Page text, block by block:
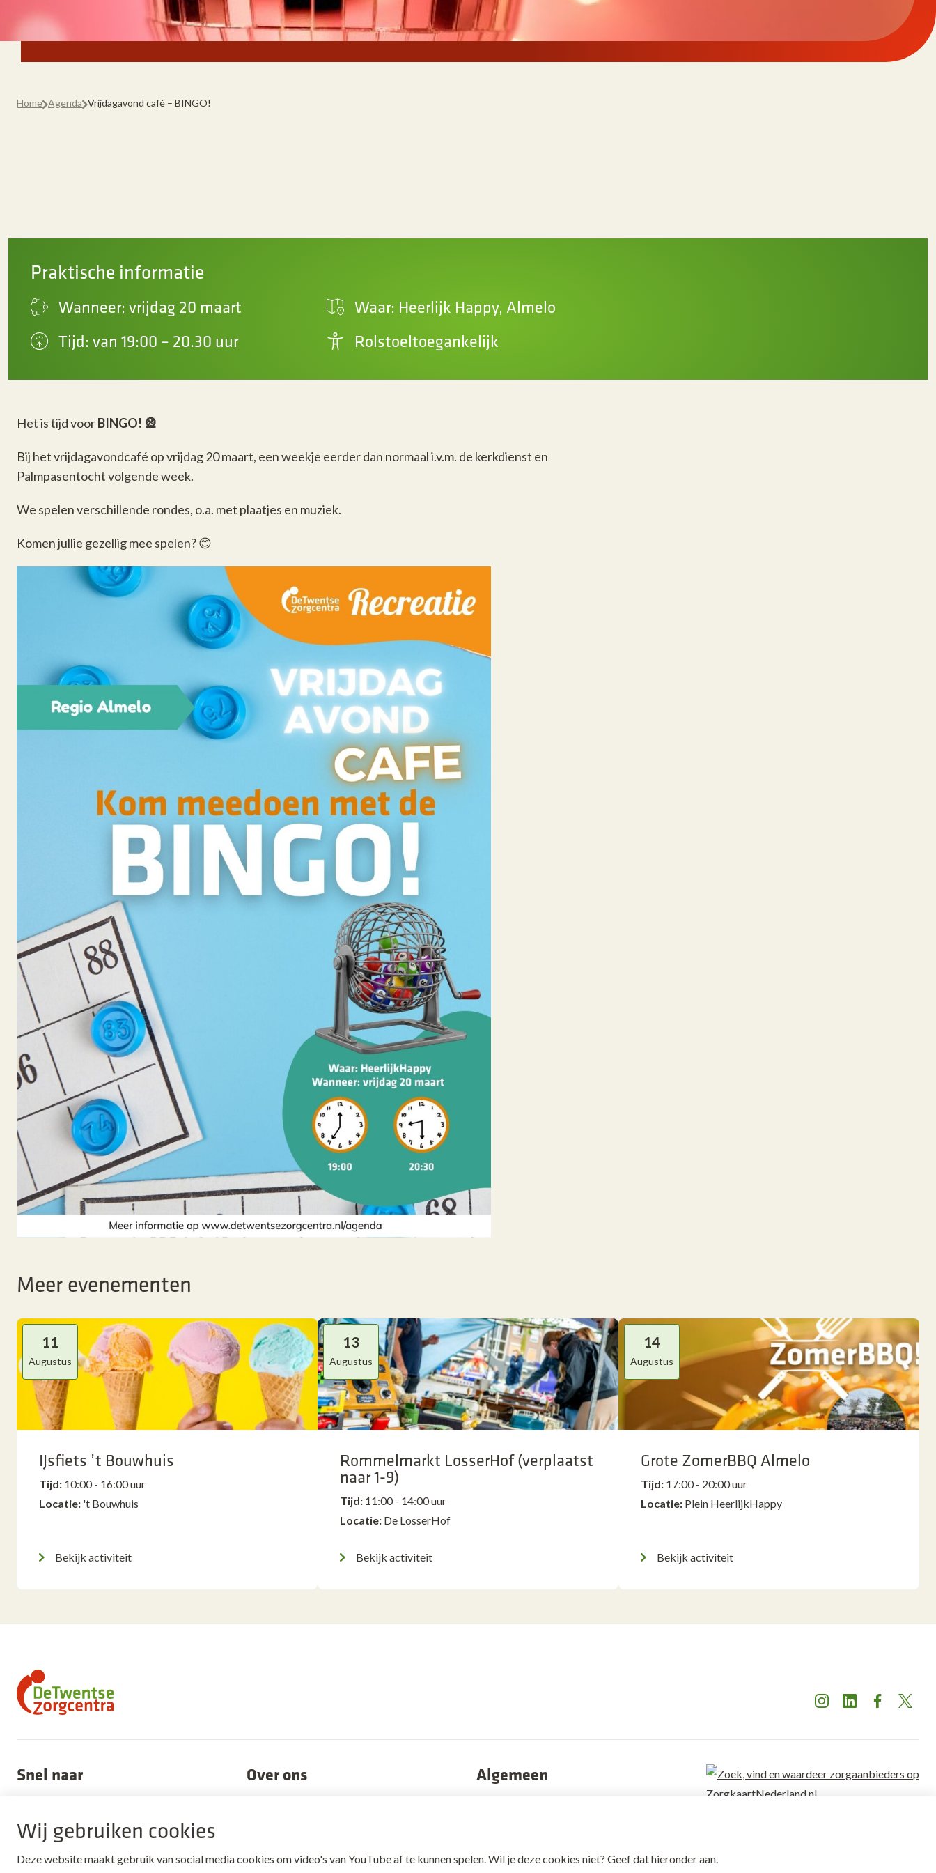
Home Agenda Vrijdagavond café – BINGO!
Praktische informatie
Wanneer: vrijdag 20 maart
Tijd: van 19:00 – 20.30 uur
Waar: Heerlijk Happy, Almelo
Rolstoeltoegankelijk
Het is tijd voorBINGO! 🎡
Bij het vrijdagavondcafé op vrijdag 20 maart, een weekje eerder dan normaal i.v.m. de kerkdienst en
Palmpasentocht volgende week.
We spelen verschillende rondes, o.a. met plaatjes en muziek.
Komen jullie gezellig mee spelen?😊
Meer evenementen
11
Augustus
IJsfiets ’t Bouwhuis
Tijd: 10:00 - 16:00 uur
Locatie: 't Bouwhuis
Bekijk activiteit
13
Augustus
Rommelmarkt LosserHof (verplaatst
naar 1-9)
Tijd: 11:00 - 14:00 uur
Locatie: De LosserHof
Bekijk activiteit
14
Augustus
Grote ZomerBBQ Almelo
Tijd: 17:00 - 20:00 uur
Locatie: Plein HeerlijkHappy
Bekijk activiteit
InstagramLinkedInFacebook
X
Snel naar
Aanmelden
Kosten
Over ons
Medezeggenschap
Algemeen
Cookies
Wij gebruiken cookies
Deze website maakt gebruik van social media cookies om video's van YouTube af te kunnen spelen. Wil je deze cookies niet? Geef dat hieronder aan.